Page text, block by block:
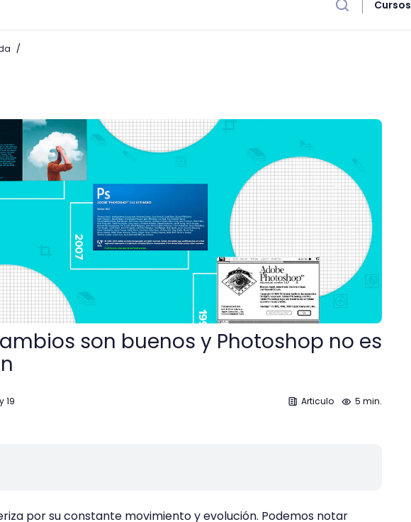
Cursos
/
buenos y Photoshop no es la excepción
son buenos y Photoshop no es
19 Articulo 5 min.
por su constante movimiento y evolución. Podemos notar